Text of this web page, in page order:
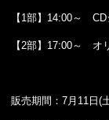
【1部】14:00～
【2部】17:00～
販売期間：7月11日(